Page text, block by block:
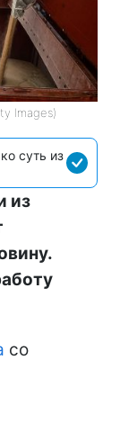
Images)
суть из
из
со